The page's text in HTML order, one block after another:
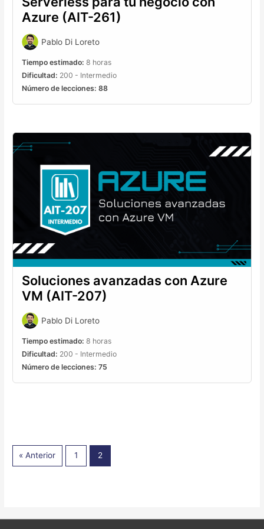
Azure (AIT-261)
Pablo Di Loreto
Tiempo estimado:8 horas
Dificultad: 200 - Intermedio
Número de lecciones:88
Soluciones avanzadas con Azure
VM (AIT-207)
Pablo Di Loreto
Tiempo estimado:8 horas
Dificultad: 200 - Intermedio
Número de lecciones:75
« Anterior 1 2